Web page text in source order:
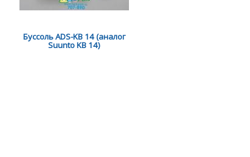
Буссоль ADS-KB 14 (аналог
Suunto KB 14)